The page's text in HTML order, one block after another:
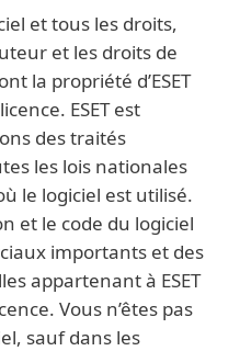
et tous les droits,
et les droits de
la propriété d’ESET
ESET est
des traités
les lois nationales
le logiciel est utilisé.
et le code du logiciel
importants et des
appartenant à ESET
Vous n’êtes pas
sauf dans les